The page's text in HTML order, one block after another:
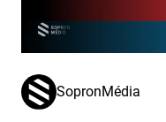
SopronMédia